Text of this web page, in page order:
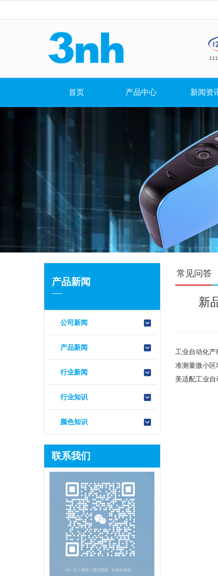
首页 产品中心 新闻资
产品新闻
公司新闻
产品新闻
行业新闻
行业知识
颜色知识
联系我们
常见问答
新
工业自动化
准测量微小
美适配工业